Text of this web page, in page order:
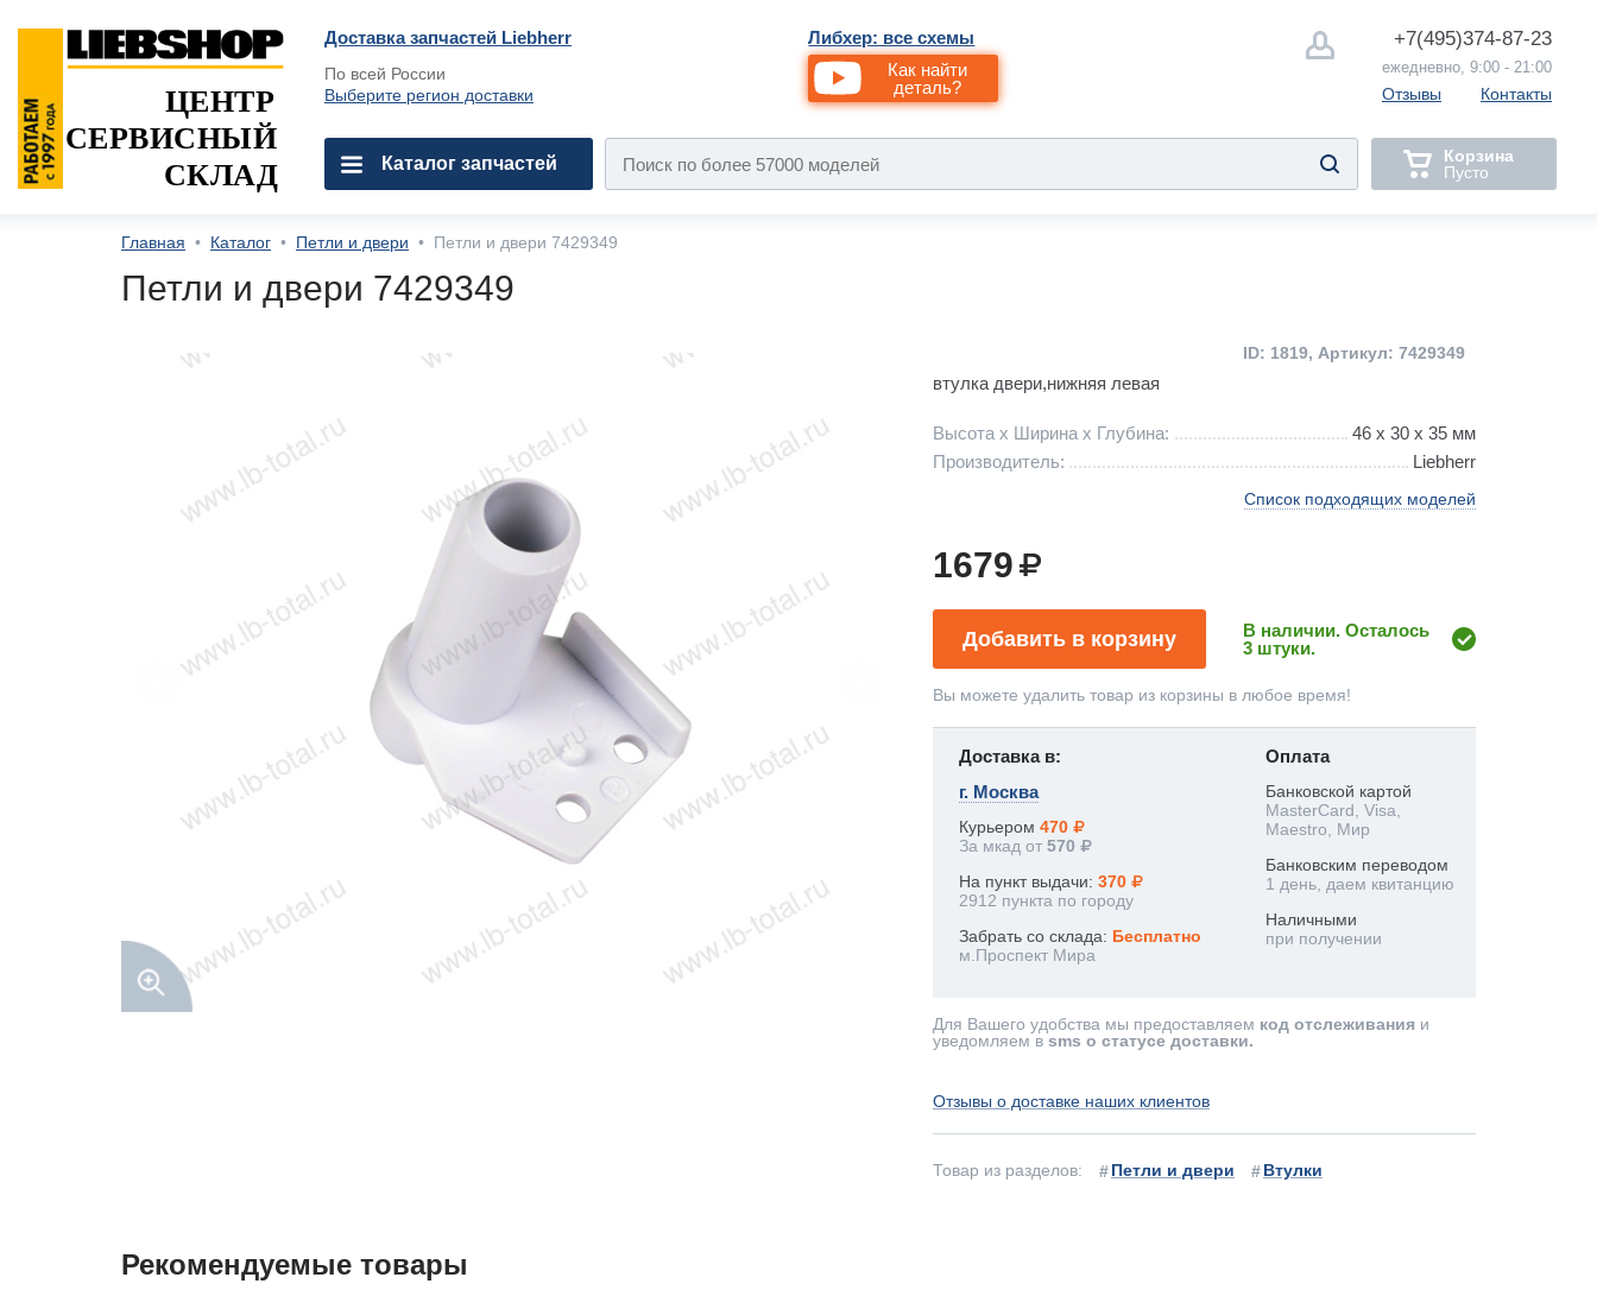
Доставка запчастей Liebherr
По всей России
Выберите регион доставки
Либхер: все схемы
Как найти
деталь?
+7(495)374-87-23
ежедневно, 9:00 - 21:00
Отзывы Контакты
ЦЕНТР
СЕРВИСНЫЙ
СКЛАД
Каталог запчастей
Корзина
Пусто
Главная • Каталог • Петли и двери • Петли и двери 7429349
Петли и двери 7429349
ID: 1819, Артикул: 7429349
втулка двери,нижняя левая
Высота х Ширина х Глубина:
46 х 30 x 35 мм
Производитель:
Liebherr
Список подходящих моделей
1679
Добавить в корзину
В наличии. Осталось
3 штуки.
Вы можете удалить товар из корзины в любое время!
Доставка в:
г. Москва
Курьером 470
За мкад от 570
На пункт выдачи: 370
2912 пункта по городу
Забрать со склада: Бесплатно
м.Проспект Мира
Оплата
Банковской картой
MasterCard, Visa,
Maestro, Мир
Банковским переводом
1 день, даем квитанцию
Наличными
при получении
Для Вашего удобства мы предоставляем код отслеживания и
уведомляем в sms о статусе доставки.
Отзывы о доставке наших клиентов
Товар из разделов: Петли и двери Втулки
Рекомендуемые товары